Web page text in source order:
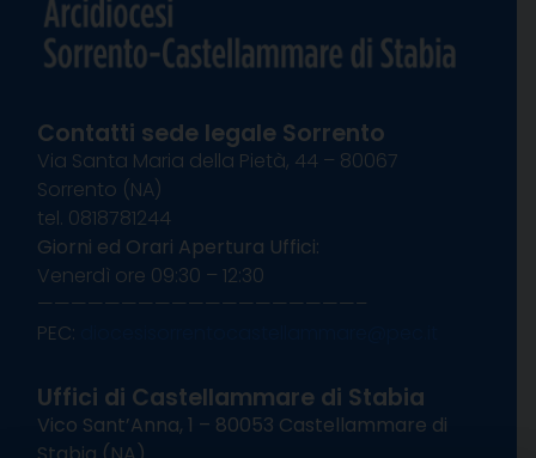
Contatti sede legale Sorrento
Via Santa Maria della Pietà, 44 – 80067
Sorrento (NA)
tel. 0818781244
Giorni ed Orari Apertura Uffici:
Venerdì ore 09:30 – 12:30
———————————————————–
PEC:
Uffici di Castellammare di Stabia
Vico Sant’Anna, 1 – 80053 Castellammare di